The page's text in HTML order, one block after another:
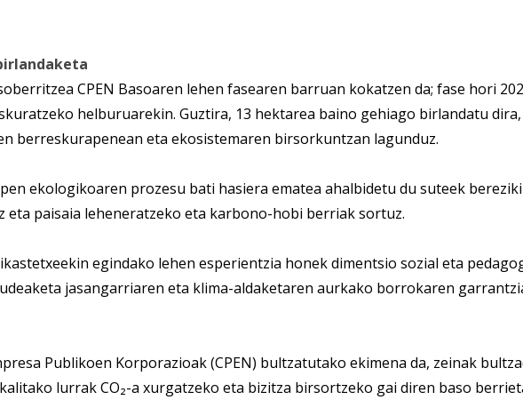
CPEN Basoaren lehen fasearen barruan kokatzen da; fase hori
helburuarekin. Guztira, 13 hektarea baino gehiago birlandatu
berreskurapenean eta ekosistemaren birsorkuntzan lagunduz.
ekologikoaren prozesu bati hasiera ematea ahalbidetu du suteek
paisaia leheneratzeko eta karbono-hobi berriak sortuz.
egindako lehen esperientzia honek dimentsio sozial eta
jasangarriaren eta klima-aldaketaren aurkako borrokaren
Publikoen Korporazioak (CPEN) bultzatutako ekimena da, zeinak
lurrak CO₂-a xurgatzeko eta bizitza birsortzeko gai diren baso